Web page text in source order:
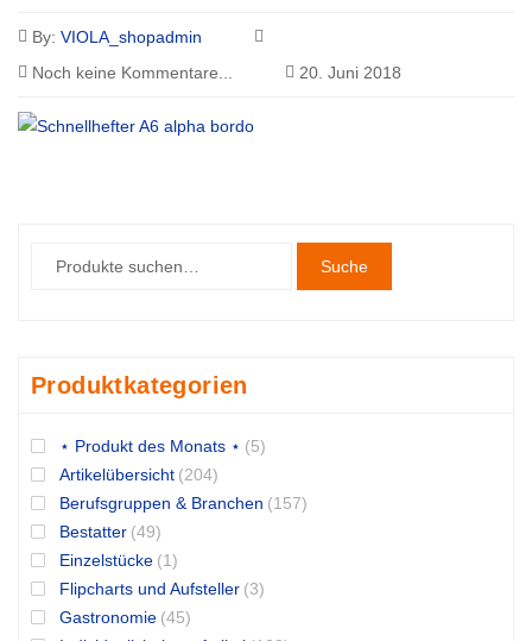
By: VIOLA_shopadmin
Noch keine Kommentare...
20. Juni 2018
Suche
Produktkategorien
⋆ Produkt des Monats ⋆ (5)
Artikelübersicht (204)
Berufsgruppen & Branchen (157)
Bestatter (49)
Einzelstücke (1)
Flipcharts und Aufsteller (3)
Gastronomie (45)